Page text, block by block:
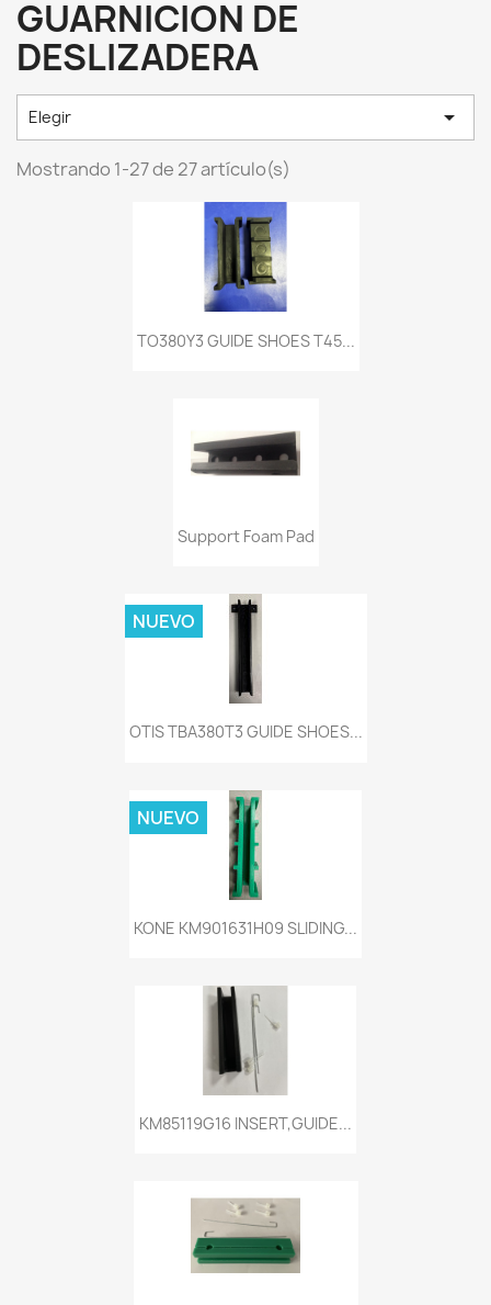
GUARNICION DE
DESLIZADERA
Elegir 
Mostrando 1-27 de 27 artículo(s)
TO380Y3 GUIDE SHOES T45...
Support Foam Pad
OTIS TBA380T3 GUIDE SHOES...
NUEVO
KONE KM901631H09 SLIDING...
NUEVO
KM85119G16 INSERT,GUIDE...